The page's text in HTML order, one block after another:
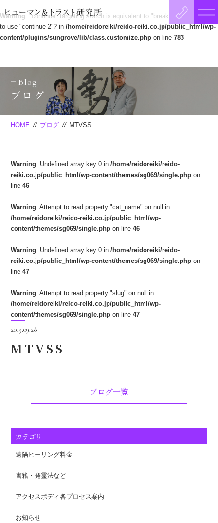
Warning: "continue" targeting switch is equivalent to "break". Did you mean
to use "continue 2"? in /home/reidoreiki/reido-reiki.co.jp/public_html/wp-
content/plugins/sungrove/lib/class.customize.php on line 783
Blog
ブログ
HOME // ブログ // MTVSS
Warning: Undefined array key 0 in/home/reidoreiki/reido-
reiki.co.jp/public_html/wp-content/themes/sg069/single.php on
line46
Warning: Attempt to read property "cat_name" on null in
/home/reidoreiki/reido-reiki.co.jp/public_html/wp-
content/themes/sg069/single.php on line46
Warning: Undefined array key 0 in/home/reidoreiki/reido-
reiki.co.jp/public_html/wp-content/themes/sg069/single.php on
line47
Warning: Attempt to read property "slug" on null in
/home/reidoreiki/reido-reiki.co.jp/public_html/wp-
content/themes/sg069/single.php on line47
2019.09.28
MTVSS
ブログ一覧
カテゴリ
遠隔ヒーリング料金
書籍・発霊法など
アクセスボディ各プロセス案内
お知らせ